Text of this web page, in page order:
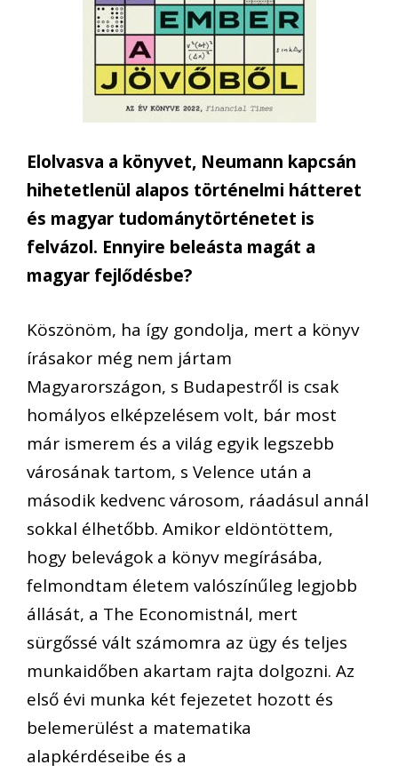
Elolvasva a könyvet, Neumann kapcsán
hihetetlenül alapos történelmi hátteret
és magyar tudománytörténetet is
felvázol. Ennyire beleásta magát a
magyar fejlődésbe?
Köszönöm, ha így gondolja, mert a könyv
írásakor még nem jártam
Magyarországon, s Budapestről is csak
homályos elképzelésem volt, bár most
már ismerem és a világ egyik legszebb
városának tartom, s Velence után a
második kedvenc városom, ráadásul annál
sokkal élhetőbb. Amikor eldöntöttem,
hogy belevágok a könyv megírásába,
felmondtam életem valószínűleg legjobb
állását, a The Economistnál, mert
sürgőssé vált számomra az ügy és teljes
munkaidőben akartam rajta dolgozni. Az
első évi munka két fejezetet hozott és
belemerülést a matematika
alapkérdéseibe és a